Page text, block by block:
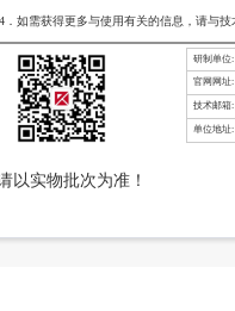
4．如需获得更多与使用有关的信息，请与技
研制单位
官网网址:
技术邮箱:
单位地址
以实物批次为准！